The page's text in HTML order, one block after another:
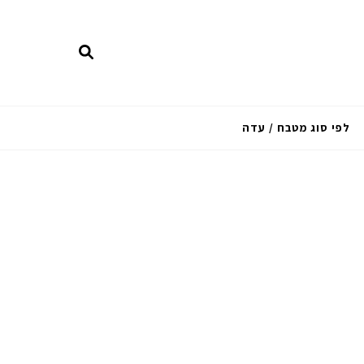
לפי סוג מטבח / עדה